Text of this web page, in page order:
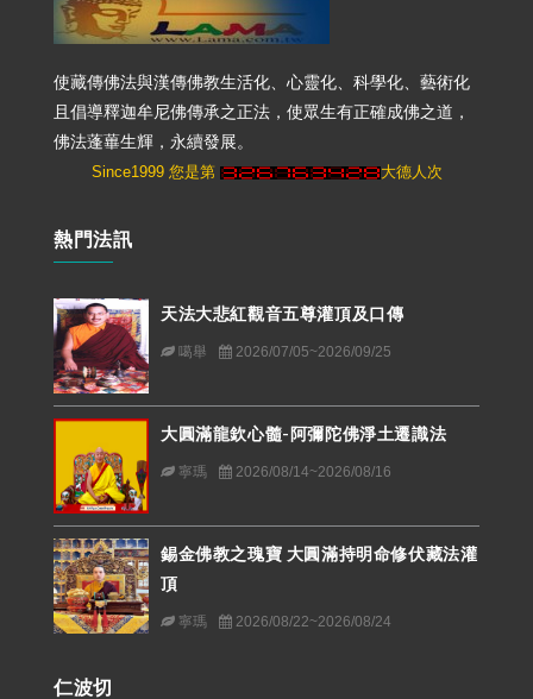
使藏傳佛法與漢傳佛教生活化、心靈化、科學化、藝術化
且倡導釋迦牟尼佛傳承之正法，使眾生有正確成佛之道，
佛法蓬蓽生輝，永續發展。
Since1999 您是第 大德人次
熱門法訊
天法大悲紅觀音五尊灌頂及口傳
噶舉 2026/07/05~2026/09/25
大圓滿龍欽心髓-阿彌陀佛淨土遷識法
寧瑪 2026/08/14~2026/08/16
錫金佛教之瑰寶 大圓滿持明命修伏藏法灌
頂
寧瑪 2026/08/22~2026/08/24
仁波切